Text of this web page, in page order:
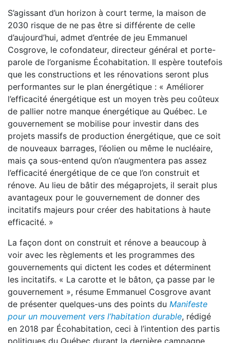
S’agissant d’un horizon à court terme, la maison de
2030 risque de ne pas être si différente de celle
d’aujourd’hui, admet d’entrée de jeu Emmanuel
Cosgrove, le cofondateur, directeur général et porte-
parole de l’organisme Écohabitation. Il espère toutefois
que les constructions et les rénovations seront plus
performantes sur le plan énergétique : « Améliorer
l’efficacité énergétique est un moyen très peu coûteux
de pallier notre manque énergétique au Québec. Le
gouvernement se mobilise pour investir dans des
projets massifs de production énergétique, que ce soit
de nouveaux barrages, l’éolien ou même le nucléaire,
mais ça sous-entend qu’on n’augmentera pas assez
l’efficacité énergétique de ce que l’on construit et
rénove. Au lieu de bâtir des mégaprojets, il serait plus
avantageux pour le gouvernement de donner des
incitatifs majeurs pour créer des habitations à haute
efficacité. »
La façon dont on construit et rénove a beaucoup à
voir avec les règlements et les programmes des
gouvernements qui dictent les codes et déterminent
les incitatifs. « La carotte et le bâton, ça passe par le
gouvernement », résume Emmanuel Cosgrove avant
de présenter quelques-uns des points du Manifeste
pour un mouvement vers l’habitation durable, rédigé
en 2018 par Écohabitation, ceci à l’intention des partis
politiques du Québec durant la dernière campagne